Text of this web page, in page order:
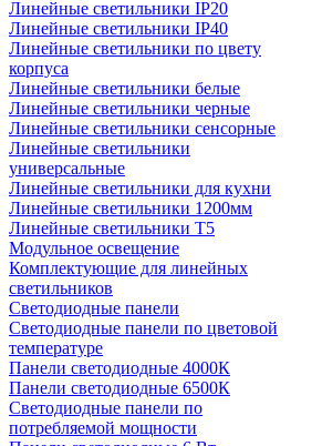
Линейные светильники IP20
Линейные светильники IP40
Линейные светильники по цвету
корпуса
Линейные светильники белые
Линейные светильники черные
Линейные светильники сенсорные
Линейные светильники
универсальные
Линейные светильники для кухни
Линейные светильники 1200мм
Линейные светильники Т5
Модульное освещение
Комплектующие для линейных
светильников
Светодиодные панели
Светодиодные панели по цветовой
температуре
Панели светодиодные 4000К
Панели светодиодные 6500К
Светодиодные панели по
потребляемой мощности